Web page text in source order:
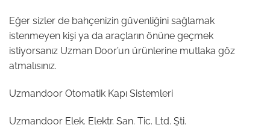
Eğer sizler de bahçenizin güvenliğini sağlamak
istenmeyen kişi ya da araçların önüne geçmek
istiyorsanız Uzman Door’un ürünlerine mutlaka göz
atmalısınız.
Uzmandoor Otomatik Kapı Sistemleri
Uzmandoor Elek. Elektr. San. Tic. Ltd. Şti.